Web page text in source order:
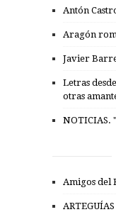
Antón
Aragón
Javier
Letras
otras
NOTICIAS.
Amigos del
ARTEGUÍAS